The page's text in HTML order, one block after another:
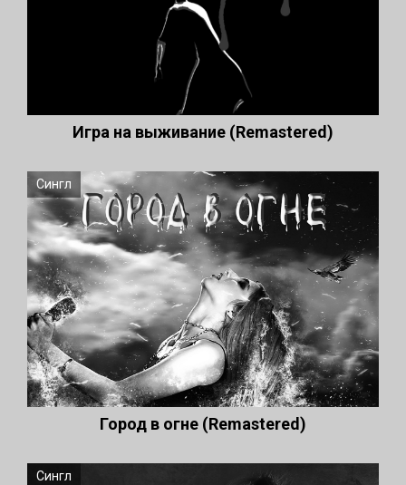
Игра на выживание (Remastered)
Сингл
Город в огне (Remastered)
Сингл